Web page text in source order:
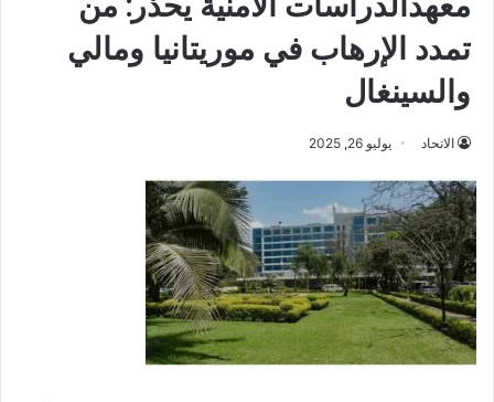
تمدد الإرهاب في موريتانيا ومالي
والسينغال
الاتحاد يوليو 26, 2025